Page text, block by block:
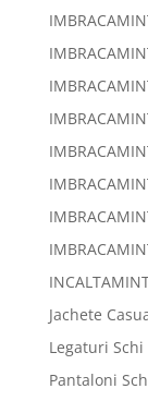
Jachete
Legaturi Schi
Pantaloni